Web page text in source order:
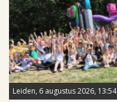
Leiden, 6 augustus 2026, 13:54